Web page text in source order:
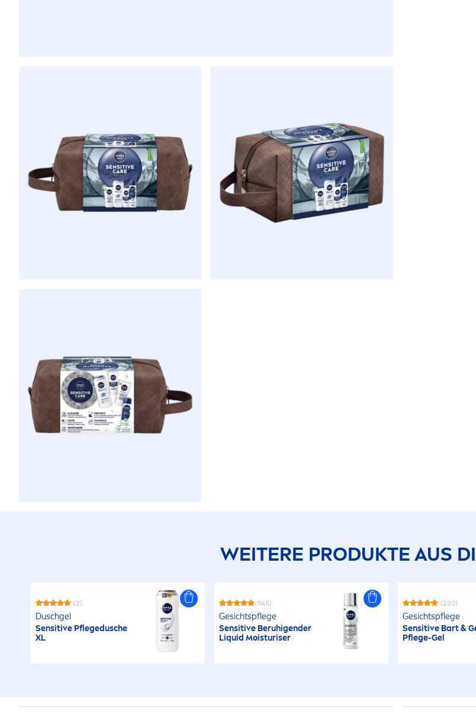
WEITERE PRODUKTE AUS
(2)
Duschgel
Sensitive Pflegedusche
XL
(145)
Gesichtspflege
Sensitive Beruhigender
Liquid Moisturiser
(230)
Gesichtspflege
Sensitive Bart &
Pflege-Gel